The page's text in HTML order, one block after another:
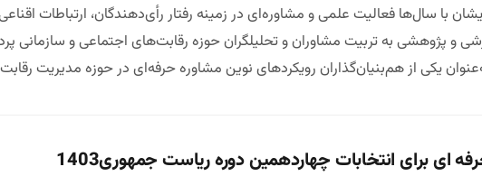
با سال‌ها فعالیت علمی و مشاوره‌ای در زمینه رفتار رأی‌دهندگان، ارتباطات
و پژوهشی به تربیت مشاوران و تحلیلگران حوزه رقابت‌های اجتماعی و سازمانی
یکی از هم‌بنیان‌گذاران رویکردهای نوین مشاوره حرفه‌ای در حوزه مدیریت
ای برای انتخابات چهاردهمین دوره ریاست جمهوری1403